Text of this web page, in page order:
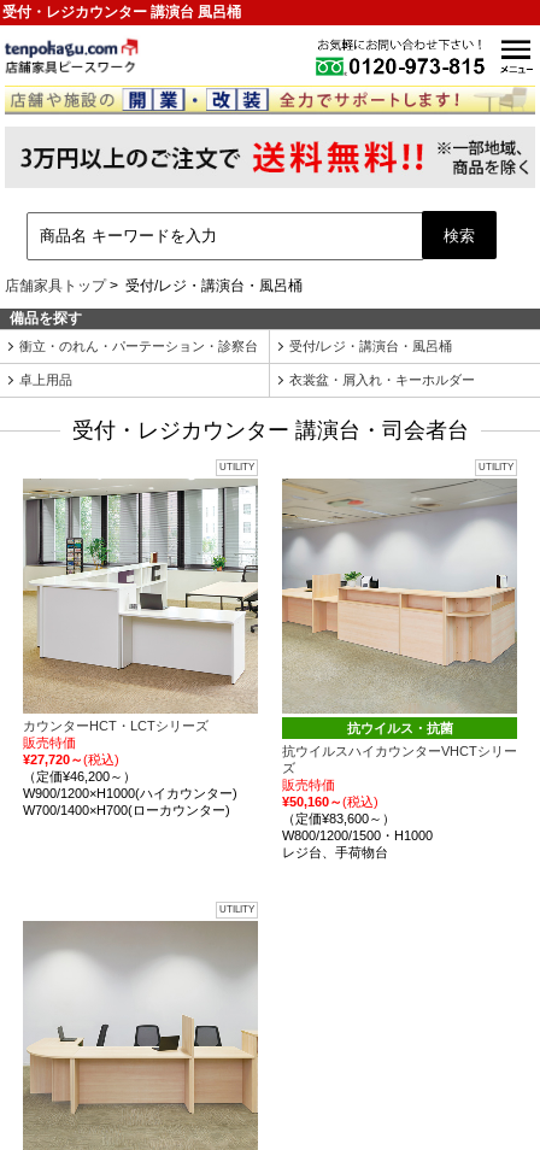
受付・レジカウンター 講演台 風呂桶
店舗家具トップ
受付/レジ・講演台・風呂桶
備品を探す
衝立・のれん・パーテーション・診察台 受付/レジ・講演台・風呂桶
卓上用品 衣裳盆・屑入れ・キーホルダー
受付・レジカウンター 講演台・司会者台
UTILITY
カウンターHCT・LCTシリーズ
販売特価
¥27,720～(税込)
（定価¥46,200～）
W900/1200×H1000(ハイカウンター)
W700/1400×H700(ローカウンター)
UTILITY
抗ウイルス・抗菌
抗ウイルスハイカウンターVHCTシリー
ズ
販売特価
¥50,160～(税込)
（定価¥83,600～）
W800/1200/1500・H1000
レジ台、手荷物台
UTILITY